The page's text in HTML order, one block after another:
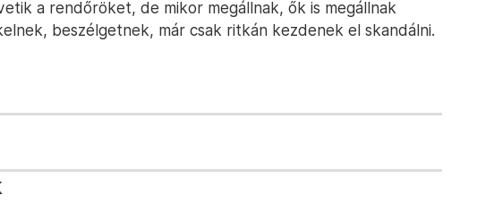
a rendőröket, de mikor megállnak, ők is megállnak
beszélgetnek, már csak ritkán kezdenek el skandálni.